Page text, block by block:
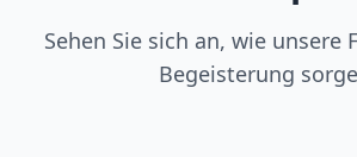
Sehen Sie sich an, wie unsere
Begeisterung